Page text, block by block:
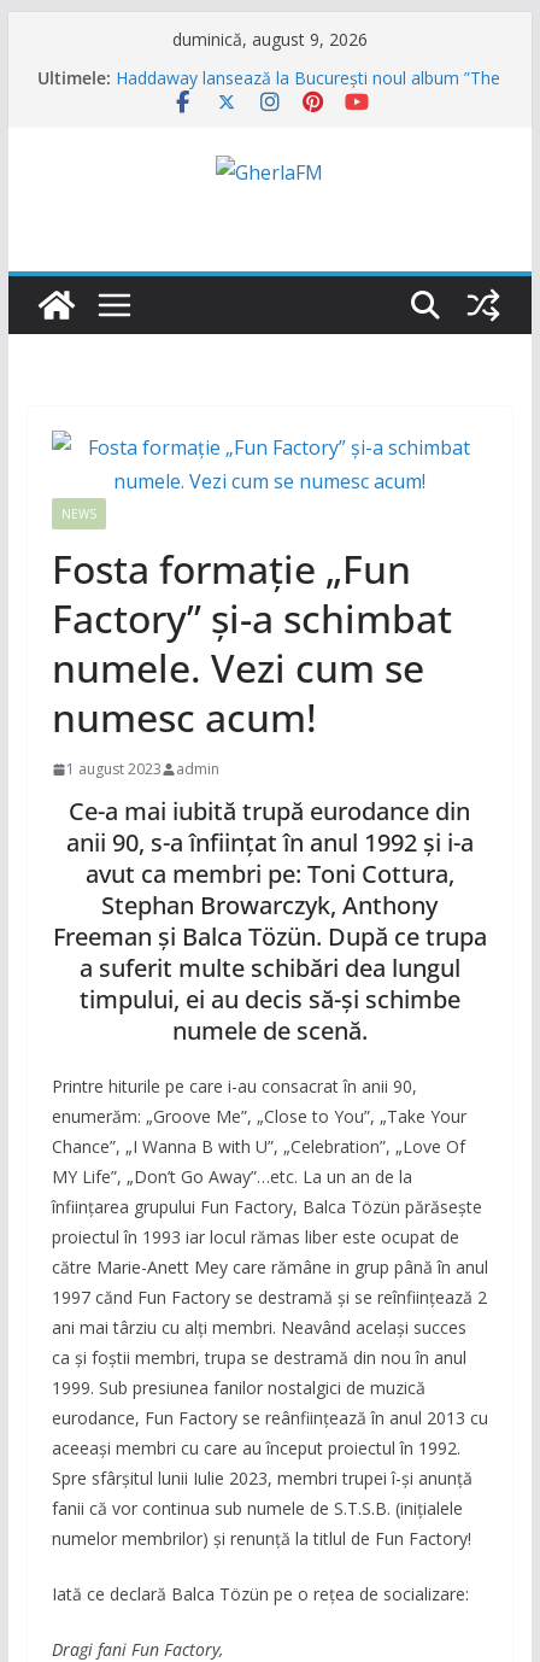
duminică, august 9, 2026
Ultimele: Haddaway lansează la București noul album ”The
Sun” (Dr. Alban invitat special)
la NUBIRU împreună cu alți grei ai muzicii dance
promite hitul verii 2026 împreună cu Hugel
N-Trance is Back! ”Higher” se numește noul
proiect (Videoclip oficial)
NEWS
Fosta formaţie „Fun
Factory” şi-a schimbat
numele. Vezi cum se
numesc acum!
1 august 2023 admin
Ce-a mai iubită trupă eurodance din
anii 90, s-a înfiinţat în anul 1992 şi i-a
avut ca membri pe: Toni Cottura,
Stephan Browarczyk, Anthony
Freeman şi Balca Tözün. După ce trupa
a suferit multe schibări dea lungul
timpului, ei au decis să-şi schimbe
numele de scenă.
Printre hiturile pe care i-au consacrat în anii 90,
enumerăm: „Groove Me”, „Close to You”, „Take Your
Chance”, „I Wanna B with U”, „Celebration”, „Love Of
MY Life”, „Don’t Go Away”…etc. La un an de la
înfiinţarea grupului Fun Factory, Balca Tözün părăseşte
proiectul în 1993 iar locul rămas liber este ocupat de
către Marie-Anett Mey care rămâne in grup până în anul
1997 cănd Fun Factory se destramă şi se reînfiinţează 2
ani mai târziu cu alţi membri. Neavând acelaşi succes
ca şi foştii membri, trupa se destramă din nou în anul
1999. Sub presiunea fanilor nostalgici de muzică
eurodance, Fun Factory se reânfiinţează în anul 2013 cu
aceeaşi membri cu care au început proiectul în 1992.
Spre sfârşitul lunii Iulie 2023, membri trupei î-şi anunţă
fanii că vor continua sub numele de S.T.S.B. (iniţialele
numelor membrilor) şi renunţă la titlul de Fun Factory!
Iată ce declară Balca Tözün pe o reţea de socializare:
Dragi fani Fun Factory,